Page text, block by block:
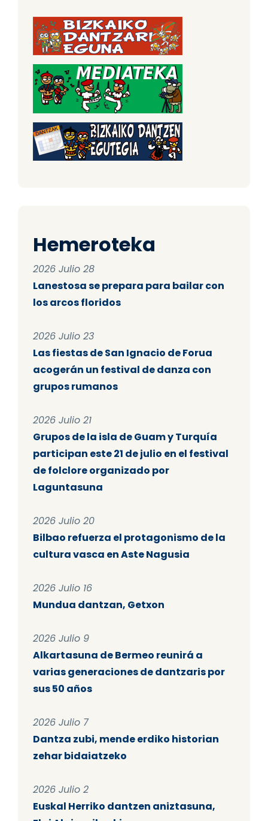
Hemeroteka
2026 Julio 28
Lanestosa se prepara para bailar con
los arcos floridos
2026 Julio 23
Las fiestas de San Ignacio de Forua
acogerán un festival de danza con
grupos rumanos
2026 Julio 21
Grupos de la isla de Guam y Turquía
participan este 21 de julio en el festival
de folclore organizado por
Laguntasuna
2026 Julio 20
Bilbao refuerza el protagonismo de la
cultura vasca en Aste Nagusia
2026 Julio 16
Mundua dantzan, Getxon
2026 Julio 9
Alkartasuna de Bermeo reunirá a
varias generaciones de dantzaris por
sus 50 años
2026 Julio 7
Dantza zubi, mende erdiko historian
zehar bidaiatzeko
2026 Julio 2
Euskal Herriko dantzen aniztasuna,